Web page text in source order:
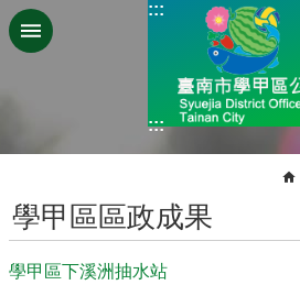
跳到主要內容區塊
:::
:::
學甲區區政成果
學甲區下溪洲抽水站